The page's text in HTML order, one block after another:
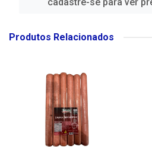
Produtos Relacionados